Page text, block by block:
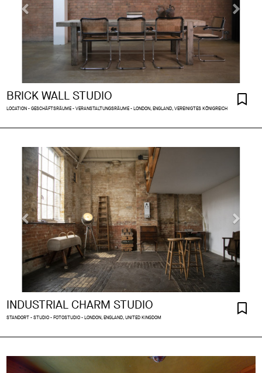
BRICK WALL STUDIO
LOCATION - GESCHÄFTSRÄUME - VERANSTALTUNGSRÄUME - LONDON, ENGLAND, VEREINIGTES KÖNIGREICH
INDUSTRIAL CHARM STUDIO
STANDORT - STUDIO - FOTOSTUDIO - LONDON, ENGLAND, UNITED KINGDOM